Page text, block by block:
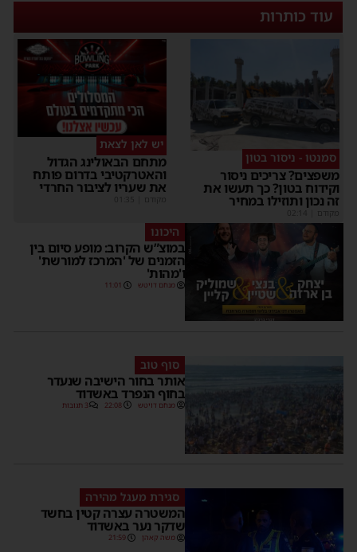
עוד כותרות
סמנטו - ניסור בטון
משפצים? צריכים ניסור
וקידוח בטון? כך תעשו את
זה נכון ותוזילו במחיר
מקודם
יש לאן לצאת
מתחם הבאולינג הגדול
והאטרקטיבי בדרום פותח
את שעריו לציבור החרדי
מקודם
היכונו
במוצ”ש הקרוב: מופע סיום בין
הזמנים של 'המרכז למורשת'
ו'מהות'
מנחם דויטש 11:01
סוף טוב
אותר בחור הישיבה שנעדר
בחוף הנפרד באשדוד
מנחם דויטש 22:08 3 תגובות
סגירת מעגל מהירה
המשטרה עצרה קטין בחשד
שדקר נער באשדוד
משה קאהן 21:59